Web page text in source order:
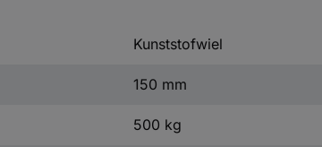
Kunststofwiel
150 mm
500 kg